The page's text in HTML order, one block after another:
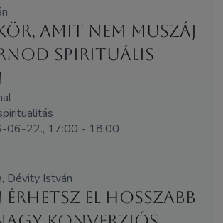
amit nem muszáj
spirituális
06-22., 17:00 - 18:00
Dévity István
érhetsz el hosszabb